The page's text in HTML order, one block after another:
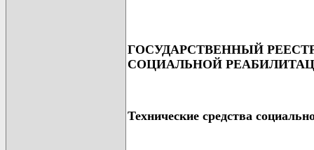
ГОСУДАРСТВЕННЫЙ
СОЦИАЛЬНОЙ
Технические средства